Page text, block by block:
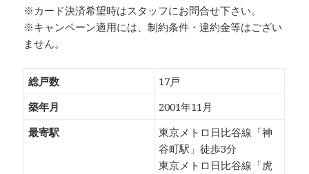
※カード決済希望時はスタッフにお問合せ下さい。
※キャンペーン適用には、制約条件・違約金等はござい
ません。
総戸数
17戸
築年月
2001年11月
最寄駅
東京メトロ日比谷線「神
谷町駅」徒歩3分
東京メトロ日比谷線「虎